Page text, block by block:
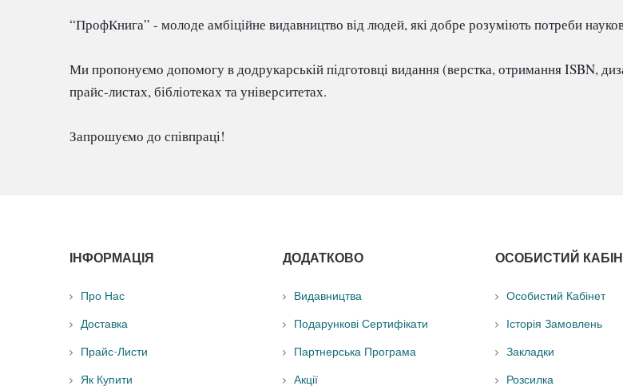
“ПрофКнига” - молоде амбіційне видавництво від людей, які добре розуміють потреби
Ми пропонуємо допомогу в додрукарській підготовці видання (верстка, отримання ISBN,
прайс-листах, бібліотеках та університетах.
Запрошуємо до співпраці!
ІНФОРМАЦІЯ
Про Нас
Доставка
Прайс-Листи
Як Купити
ДОДАТКОВО
Видавництва
Подарункові Сертифікати
Партнерська Програма
Акції
ОСОБИСТИЙ
Особистий Кабінет
Історія Замовлень
Закладки
Розсилка